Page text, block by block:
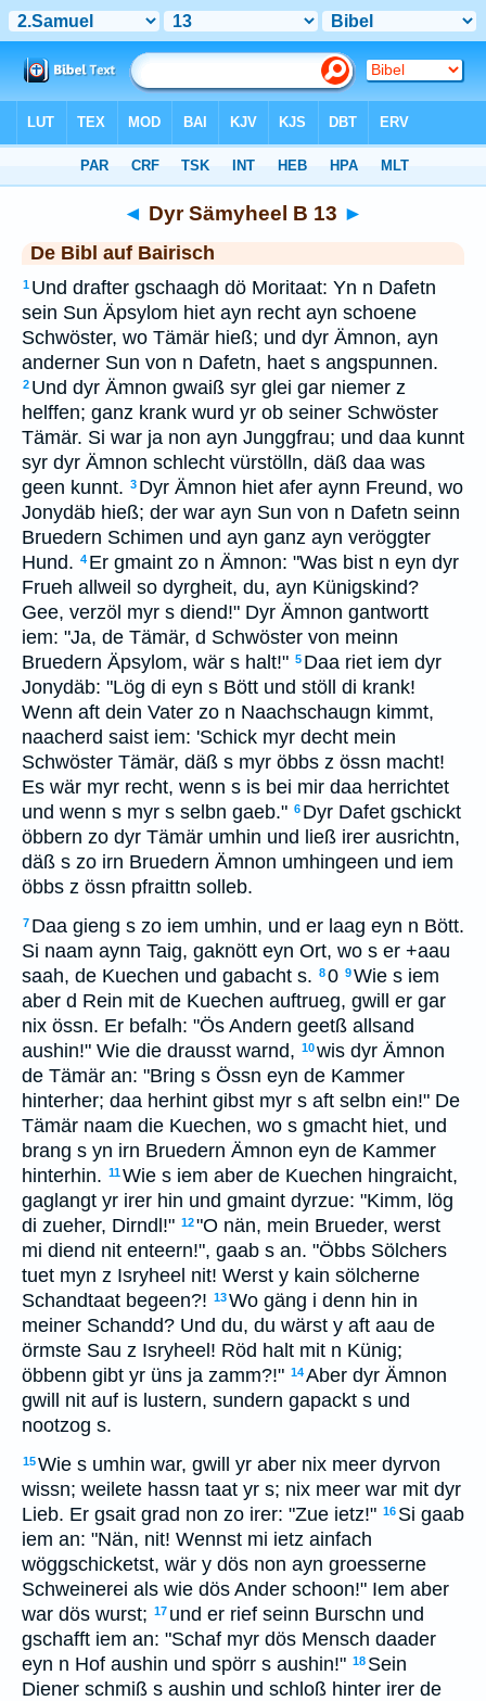
◄ Dyr Sämyheel B 13 ►
De Bibl auf Bairisch
1 Und drafter gschaagh dö Moritaat: Yn n Dafetn
sein Sun Äpsylom hiet ayn recht ayn schoene
Schwöster, wo Tämär hieß; und dyr Ämnon, ayn
anderner Sun von n Dafetn, haet s angspunnen.
2 Und dyr Ämnon gwaiß syr glei gar niemer z
helffen; ganz krank wurd yr ob seiner Schwöster
Tämär. Si war ja non ayn Junggfrau; und daa kunnt
syr dyr Ämnon schlecht vürstölln, däß daa was
geen kunnt. 3 Dyr Ämnon hiet afer aynn Freund, wo
Jonydäb hieß; der war ayn Sun von n Dafetn seinn
Bruedern Schimen und ayn ganz ayn veröggter
Hund. 4 Er gmaint zo n Ämnon: "Was bist n eyn dyr
Frueh allweil so dyrgheit, du, ayn Künigskind?
Gee, verzöl myr s diend!" Dyr Ämnon gantwortt
iem: "Ja, de Tämär, d Schwöster von meinn
Bruedern Äpsylom, wär s halt!" 5 Daa riet iem dyr
Jonydäb: "Lög di eyn s Bött und stöll di krank!
Wenn aft dein Vater zo n Naachschaugn kimmt,
naacherd saist iem: 'Schick myr decht mein
Schwöster Tämär, däß s myr öbbs z össn macht!
Es wär myr recht, wenn s is bei mir daa herrichtet
und wenn s myr s selbn gaeb." 6 Dyr Dafet gschickt
öbbern zo dyr Tämär umhin und ließ irer ausrichtn,
däß s zo irn Bruedern Ämnon umhingeen und iem
öbbs z össn pfraittn solleb.
7 Daa gieng s zo iem umhin, und er laag eyn n Bött.
Si naam aynn Taig, gaknött eyn Ort, wo s er +aau
saah, de Kuechen und gabacht s. 80 9Wie s iem
aber d Rein mit de Kuechen auftrueg, gwill er gar
nix össn. Er befalh: "Ös Andern geetß allsand
aushin!" Wie die drausst warnd, 10wis dyr Ämnon
de Tämär an: "Bring s Össn eyn de Kammer
hinterher; daa herhint gibst myr s aft selbn ein!" De
Tämär naam die Kuechen, wo s gmacht hiet, und
brang s yn irn Bruedern Ämnon eyn de Kammer
hinterhin. 11Wie s iem aber de Kuechen hingraicht,
gaglangt yr irer hin und gmaint dyrzue: "Kimm, lög
di zueher, Dirndl!" 12"O nän, mein Brueder, werst
mi diend nit enteern!", gaab s an. "Öbbs Sölchers
tuet myn z Isryheel nit! Werst y kain sölcherne
Schandtaat begeen?! 13Wo gäng i denn hin in
meiner Schandd? Und du, du wärst y aft aau de
örmste Sau z Isryheel! Röd halt mit n Künig;
öbbenn gibt yr üns ja zamm?!" 14Aber dyr Ämnon
gwill nit auf is lustern, sundern gapackt s und
nootzog s.
15Wie s umhin war, gwill yr aber nix meer dyrvon
wissn; weilete hassn taat yr s; nix meer war mit dyr
Lieb. Er gsait grad non zo irer: "Zue ietz!" 16 Si gaab
iem an: "Nän, nit! Wennst mi ietz ainfach
wöggschicketst, wär y dös non ayn groesserne
Schweinerei als wie dös Ander schoon!" Iem aber
war dös wurst; 17 und er rief seinn Burschn und
gschafft iem an: "Schaf myr dös Mensch daader
eyn n Hof aushin und spörr s aushin!" 18 Sein
Diener schmiß s aushin und schloß hinter irer de